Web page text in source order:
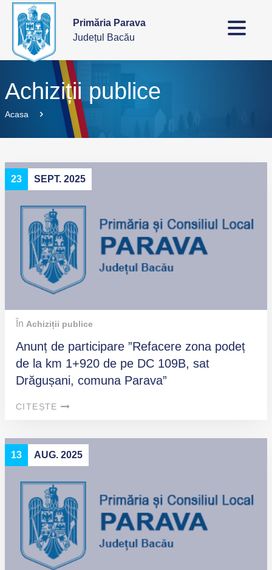
Primăria Parava
Județul Bacău
Achiziții publice
Acasa
23 SEPT. 2025
În Achiziții publice
Anunț de participare ”Refacere zona podeț
de la km 1+920 de pe DC 109B, sat
Drăgușani, comuna Parava”
CITEȘTE
13 AUG. 2025